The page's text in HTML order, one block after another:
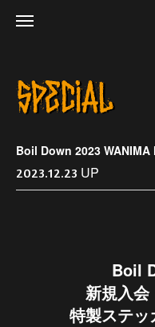
Boil Down 2023 WANIMA
2023.12.23 UP
Boil
新規入
特製ステ